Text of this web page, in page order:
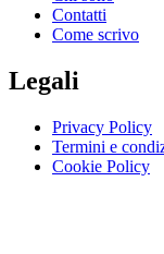
Contatti
Come scrivo
Legali
Privacy Policy
Termini e
Cookie Policy